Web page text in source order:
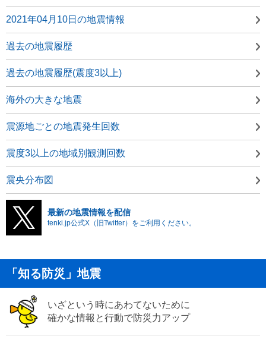
2021年04月10日の地震情報
過去の地震履歴
過去の地震履歴(震度3以上)
海外の大きな地震
震源地ごとの地震発生回数
震度3以上の地域別観測回数
震央分布図
最新の地震情報を配信
tenki.jp公式X（旧Twitter）をご利用ください。
「知る防災」地震
いざという時にあわてないために
確かな情報と行動で防災力アップ